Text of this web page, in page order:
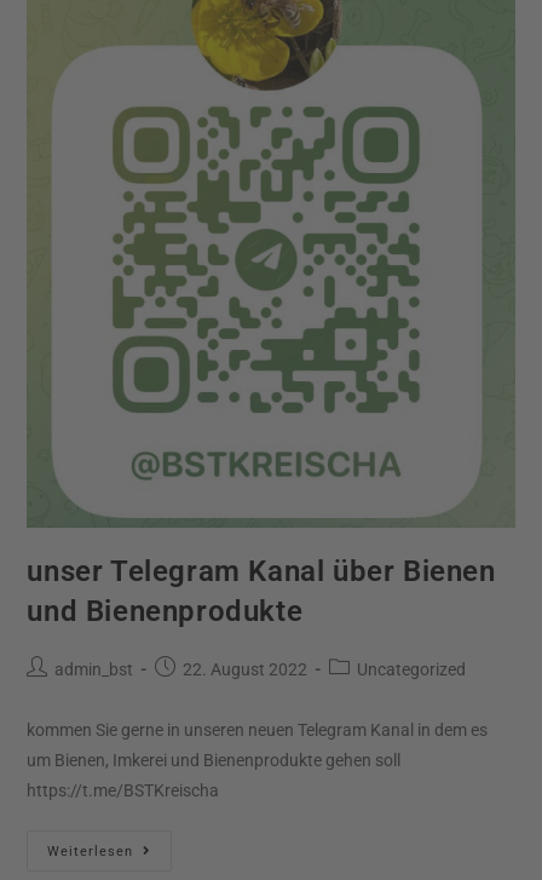
unser Telegram Kanal über Bienen
und Bienenprodukte
admin_bst 22. August 2022 Uncategorized
kommen Sie gerne in unseren neuen Telegram Kanal in dem es
um Bienen, Imkerei und Bienenprodukte gehen soll
https://t.me/BSTKreischa
Weiterlesen